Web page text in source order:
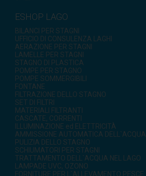
ESHOP LAGO
BILANCI PER STAGNI
UFFICIO DI CONSULENZA LAGHI
AERAZIONE PER STAGNI
LAMELLE PER STAGNI
STAGNO DI PLASTICA
POMPE PER STAGNO
POMPE SOMMERGIBILI
FONTANE
FILTRAZIONE DELLO STAGNO
SET DI FILTRI
MATERIALI FILTRANTI
CASCATE, CORRENTI
ILLUMINAZIONE ed ELETTRICITÀ
AMMISSIONE AUTOMATICA DELL`ACQUA
PULIZIA DELLO STAGNO
SCHIUMATORI PER STAGNI
TRATTAMENTO DELL`ACQUA NEL LAGO
LAMPADE UVC, OZONO
FORNITURE PER L`ALLEVAMENTO PESCE